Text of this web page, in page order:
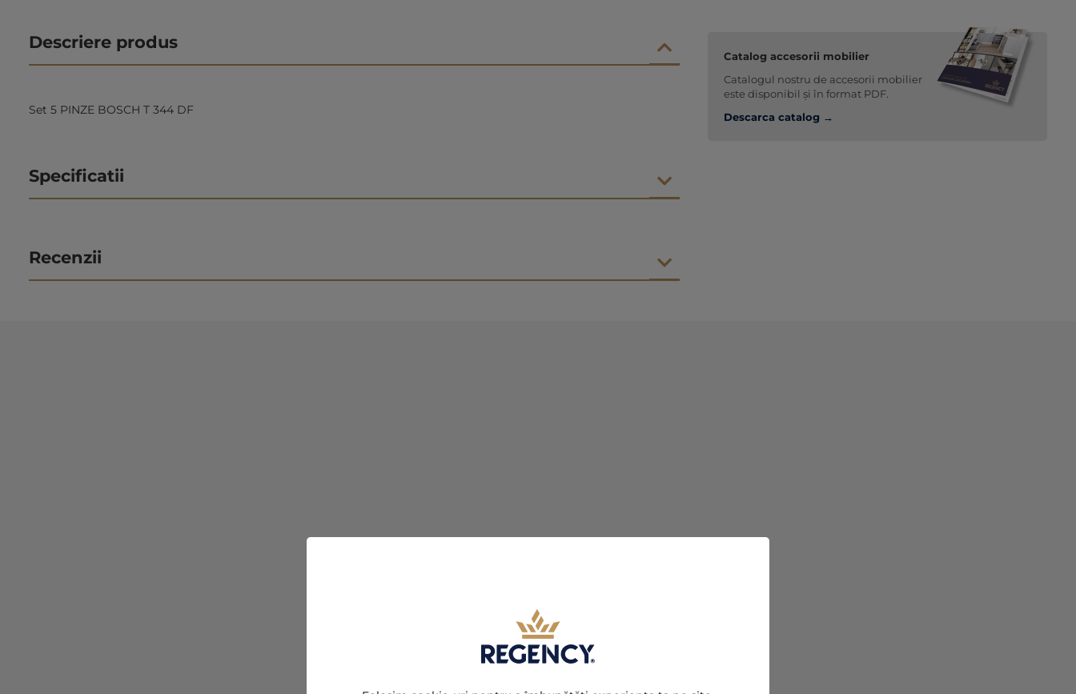
Descriere produs
Set 5 PINZE BOSCH T 344 DF
Specificatii
Recenzii
Catalog accesorii mobilier
Catalogul nostru de accesorii mobilier
este disponibil și în format PDF.
Descarca catalog →